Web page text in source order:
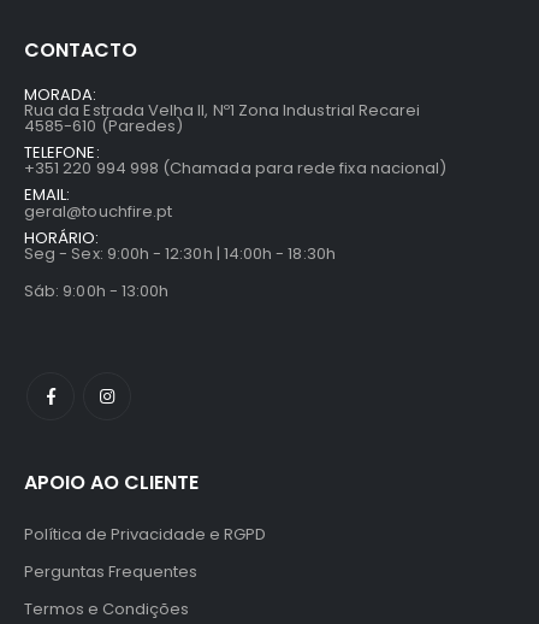
CONTACTO
MORADA:
Rua da Estrada Velha II, Nº1 Zona Industrial Recarei
4585-610 (Paredes)
TELEFONE:
+351 220 994 998 (Chamada para rede fixa nacional)
EMAIL:
geral@touchfire.pt
HORÁRIO:
Seg - Sex: 9:00h - 12:30h | 14:00h - 18:30h
Sáb: 9:00h - 13:00h
APOIO AO CLIENTE
Política de Privacidade e RGPD
Perguntas Frequentes
Termos e Condições